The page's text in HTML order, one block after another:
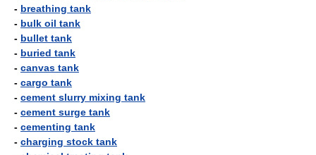
- breathing tank
- bulk oil tank
- bullet tank
- buried tank
- canvas tank
- cargo tank
- cement slurry mixing tank
- cement surge tank
- cementing tank
- charging stock tank